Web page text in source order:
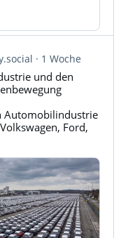
1 Woche
und den
Automobilindustrie
Ford,